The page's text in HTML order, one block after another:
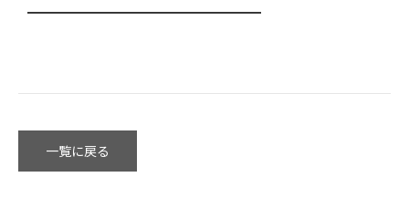
━━━━━━━━━━━━━━━━
一覧に戻る